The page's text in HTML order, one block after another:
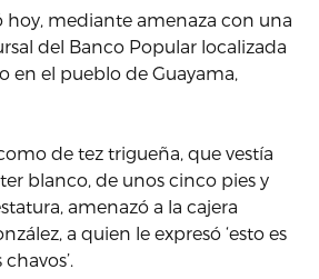
hoy, mediante amenaza con una
del Banco Popular localizada
en el pueblo de Guayama,
de tez trigueña, que vestía
blanco, de unos cinco pies y
amenazó a la cajera
a quien le expresó ‘esto es